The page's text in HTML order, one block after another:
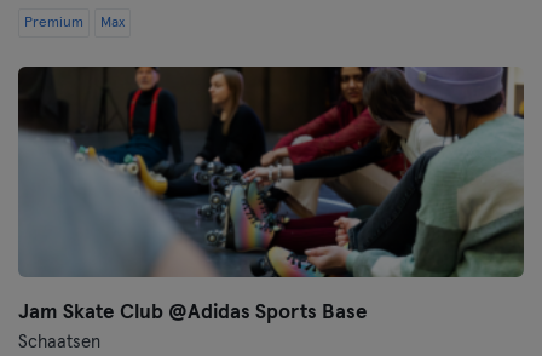
Premium Max
Jam Skate Club @Adidas Sports Base
Schaatsen